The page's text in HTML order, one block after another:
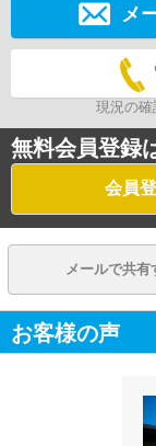
メ
現況の確
無料会員登録
会員
メールで共有
お客様の声